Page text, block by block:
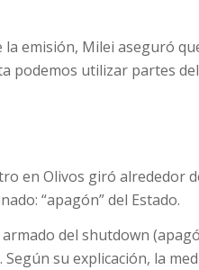
emisión, Milei aseguró
podemos utilizar partes
en Olivos giró alrededor
“apagón” del Estado.
del shutdown
su explicación, la